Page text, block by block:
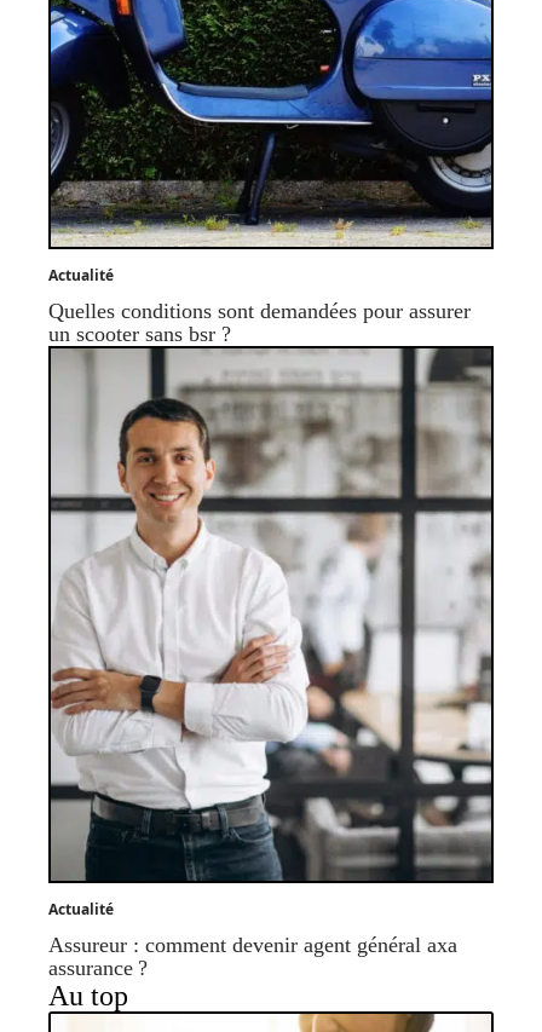
Actualité
Quelles conditions sont demandées pour assurer
un scooter sans bsr ?
Actualité
Assureur : comment devenir agent général axa
assurance ?
Au top